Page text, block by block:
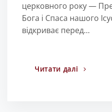
церковного року —
Бога і Спаса нашого
відкриває перед…
Читати далі